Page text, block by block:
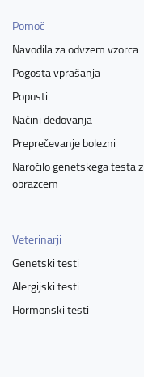
Pomoč
Navodila za odvzem vzorca
Pogosta vprašanja
Popusti
Načini dedovanja
Preprečevanje bolezni
Naročilo genetskega testa z
obrazcem
Veterinarji
Genetski testi
Alergijski testi
Hormonski testi